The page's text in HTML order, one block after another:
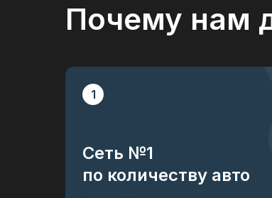
Почему нам
1
Сеть №1
по количеству авто